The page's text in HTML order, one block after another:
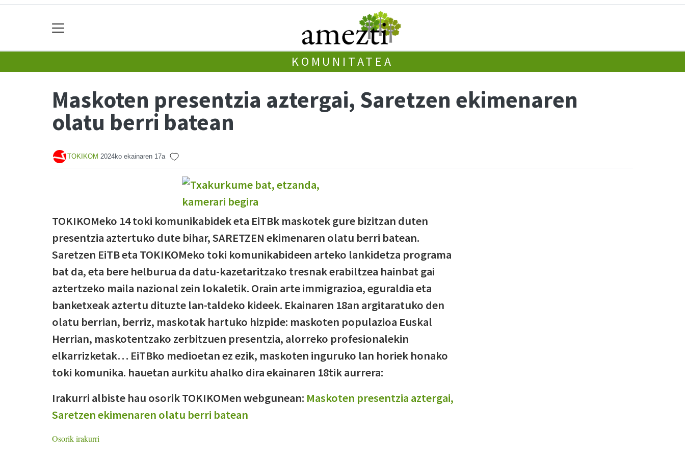
KOMUNITATEA
Maskoten presentzia aztergai, Saretzen ekimenaren
olatu berri batean
TOKIKOM 2024ko ekainaren 17a
TOKIKOMeko 14 toki komunikabidek eta EiTBk maskotek gure bizitzan duten
presentzia aztertuko dute bihar, SARETZEN ekimenaren olatu berri batean.
Saretzen EiTB eta TOKIKOMeko toki komunikabideen arteko lankidetza programa
bat da, eta bere helburua da datu-kazetaritzako tresnak erabiltzea hainbat gai
aztertzeko maila nazional zein lokaletik. Orain arte immigrazioa, eguraldia eta
banketxeak aztertu dituzte lan-taldeko kideek. Ekainaren 18an argitaratuko den
olatu berrian, berriz, maskotak hartuko hizpide: maskoten populazioa Euskal
Herrian, maskotentzako zerbitzuen presentzia, alorreko profesionalekin
elkarrizketak… EiTBko medioetan ez ezik, maskoten inguruko lan horiek honako
toki komunika. hauetan aurkitu ahalko dira ekainaren 18tik aurrera:
Irakurri albiste hau osorik TOKIKOMen webgunean: Maskoten presentzia aztergai,
Saretzen ekimenaren olatu berri batean
Osorik irakurri